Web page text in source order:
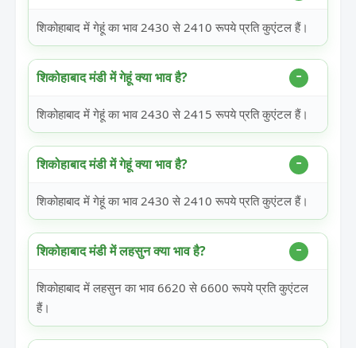
शिकोहाबाद में गेहूं का भाव 2430 से 2410 रूपये प्रति कुएंटल हैं।
शिकोहाबाद मंडी में गेहूं क्या भाव है?
शिकोहाबाद में गेहूं का भाव 2430 से 2415 रूपये प्रति कुएंटल हैं।
शिकोहाबाद मंडी में गेहूं क्या भाव है?
शिकोहाबाद में गेहूं का भाव 2430 से 2410 रूपये प्रति कुएंटल हैं।
शिकोहाबाद मंडी में लहसुन क्या भाव है?
शिकोहाबाद में लहसुन का भाव 6620 से 6600 रूपये प्रति कुएंटल
हैं।